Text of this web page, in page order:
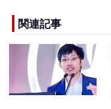
e
b
o
o
k
関連記事